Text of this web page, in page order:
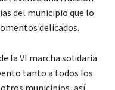
del municipio que lo
delicados.
la VI marcha solidaria
tanto a todos los
otros municipios, así